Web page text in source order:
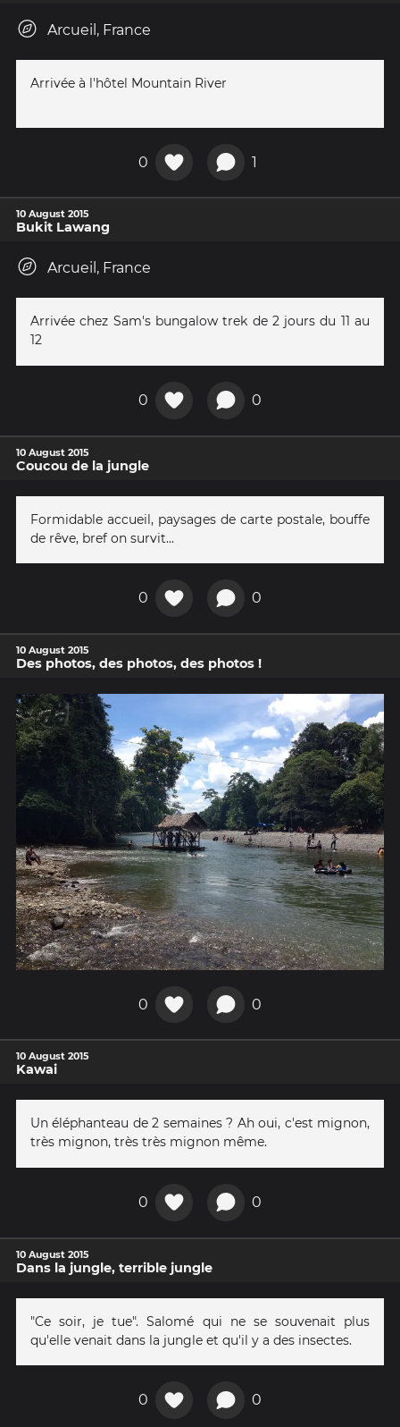
Arcueil, France
Arrivée à l'hôtel Mountain River
0 1
10 August 2015
Bukit Lawang
Arcueil, France
Arrivée chez Sam's bungalow trek de 2 jours du 11 au
12
0 0
10 August 2015
Coucou de la jungle
Formidable accueil, paysages de carte postale, bouffe
de rêve, bref on survit...
0 0
10 August 2015
Des photos, des photos, des photos !
0 0
10 August 2015
Kawai
Un éléphanteau de 2 semaines ? Ah oui, c'est mignon,
très mignon, très très mignon même.
0 0
10 August 2015
Dans la jungle, terrible jungle
"Ce soir, je tue". Salomé qui ne se souvenait plus
qu'elle venait dans la jungle et qu'il y a des insectes.
0 0